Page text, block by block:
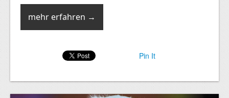
mehr erfahren →
Pin It